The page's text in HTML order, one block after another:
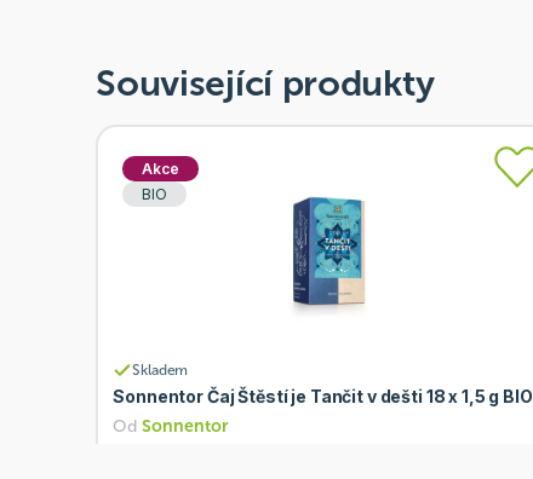
Související produkty
Akce
BIO
Skladem
Sonnentor Čaj Štěstí je Tančit v dešti 18 x 1,5 g BIO
OdSonnentor